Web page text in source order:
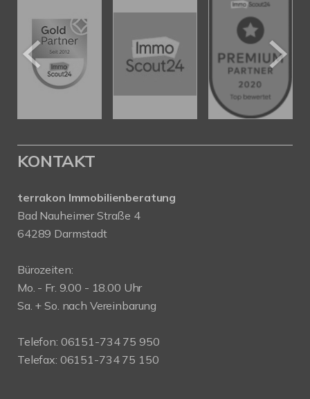
KONTAKT
terrakon Immobilienberatung
Bad Nauheimer Straße 4
64289 Darmstadt
Bürozeiten:
Mo. - Fr. 9.00 - 18.00 Uhr
Sa. + So. nach Vereinbarung
Telefon: 06151-734 75 950
Telefax: 06151-734 75 150